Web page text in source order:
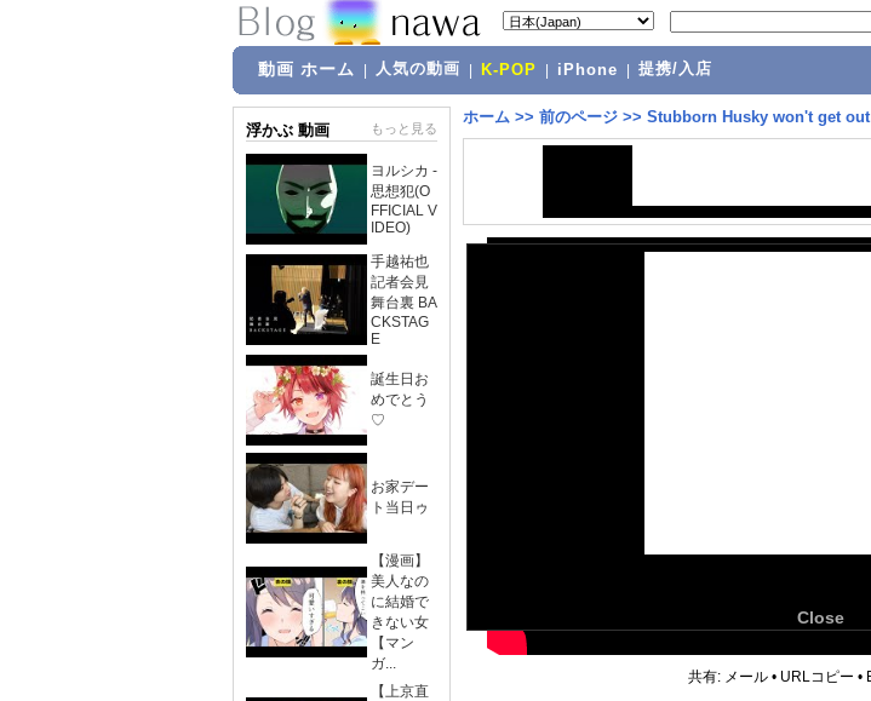
動画 ホーム 人気の動画 K-POP iPhone 提携/入店
浮かぶ 動画 もっと見る
ヨルシカ -
思想犯(O
FFICIAL V
IDEO)
手越祐也
記者会見
舞台裏 BA
CKSTAG
E
誕生日お
めでとう
♡
お家デー
ト当日ゥ
【漫画】
美人なの
に結婚で
きない女
【マン
ガ...
【上京直
ホーム >> 前のページ >> Stubborn Husky won't get
Close
共有: メール • URLコピー •